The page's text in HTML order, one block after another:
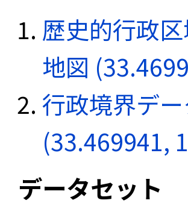
歴史的行政
地図
行政境界デ
(33.469941,
データセット